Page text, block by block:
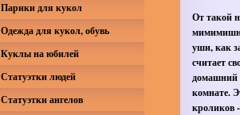
От такой
уши, как
считает
домашний
комнате.
кроликов
Парики для кукол
Одежда для кукол, обувь
Куклы на юбилей
Статуэтки людей
Статуэтки ангелов